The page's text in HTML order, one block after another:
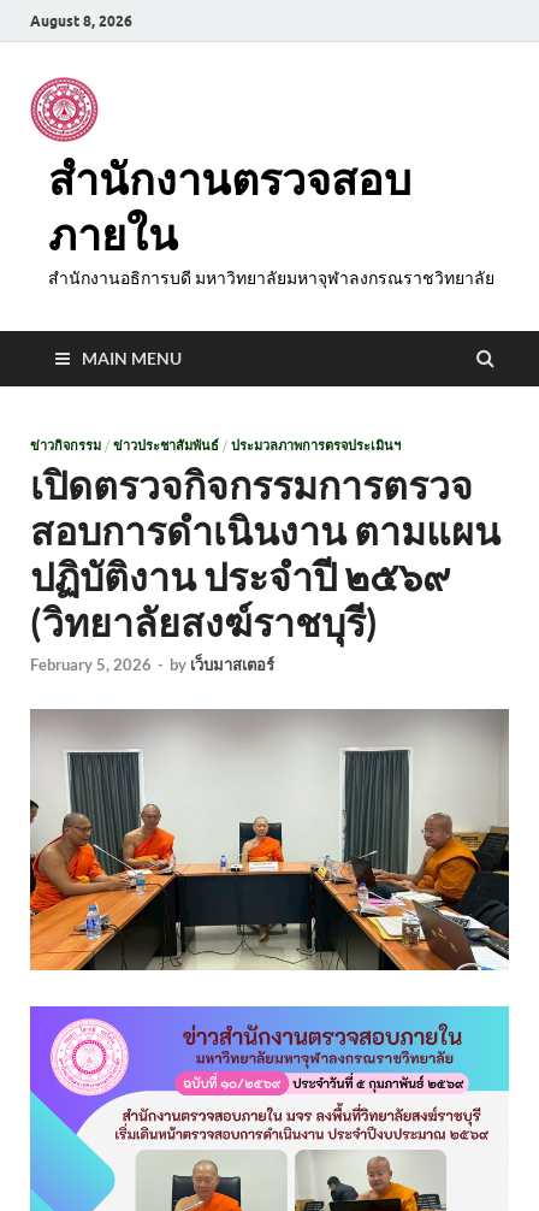
August 8, 2026
สำนักงานตรวจสอบ
ภายใน
สำนักงานอธิการบดี มหาวิทยาลัยมหาจุฬาลงกรณราชวิทยาลัย
MAIN MENU
ข่าวกิจกรรม / ข่าวประชาสัมพันธ์ / ประมวลภาพการตรจประเมินฯ
เปิดตรวจกิจกรรมการตรวจ
สอบการดำเนินงาน ตามแผน
ปฏิบัติงาน ประจำปี ๒๕๖๙
(วิทยาลัยสงฆ์ราชบุรี)
February 5, 2026 - by เว็บมาสเตอร์